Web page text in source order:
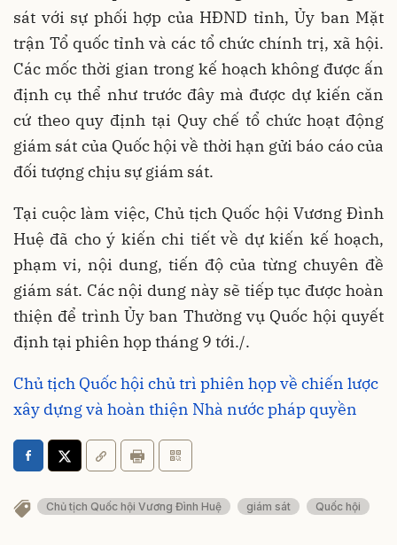
sát với sự phối hợp của HĐND tỉnh, Ủy ban Mặt
trận Tổ quốc tỉnh và các tổ chức chính trị, xã hội.
Các mốc thời gian trong kế hoạch không được ấn
định cụ thể như trước đây mà được dự kiến căn
cứ theo quy định tại Quy chế tổ chức hoạt động
giám sát của Quốc hội về thời hạn gửi báo cáo của
đối tượng chịu sự giám sát.
Tại cuộc làm việc, Chủ tịch Quốc hội Vương Đình
Huệ đã cho ý kiến chi tiết về dự kiến kế hoạch,
phạm vi, nội dung, tiến độ của từng chuyên đề
giám sát. Các nội dung này sẽ tiếp tục được hoàn
thiện để trình Ủy ban Thường vụ Quốc hội quyết
định tại phiên họp tháng 9 tới./.
Chủ tịch Quốc hội chủ trì phiên họp về chiến lược
xây dựng và hoàn thiện Nhà nước pháp quyền
Chủ tịch Quốc hội Vương Đình Huệ giám sát Quốc hội